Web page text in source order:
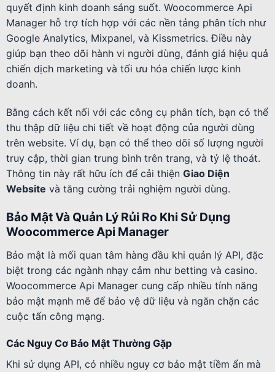
quyết định kinh doanh sáng suốt. Woocommerce Api
Manager hỗ trợ tích hợp với các nền tảng phân tích như
Google Analytics, Mixpanel, và Kissmetrics. Điều này
giúp bạn theo dõi hành vi người dùng, đánh giá hiệu quả
chiến dịch marketing và tối ưu hóa chiến lược kinh
doanh.
Bằng cách kết nối với các công cụ phân tích, bạn có thể
thu thập dữ liệu chi tiết về hoạt động của người dùng
trên website. Ví dụ, bạn có thể theo dõi số lượng người
truy cập, thời gian trung bình trên trang, và tỷ lệ thoát.
Thông tin này rất hữu ích để cải thiện Giao Diện
Website và tăng cường trải nghiệm người dùng.
Bảo Mật Và Quản Lý Rủi Ro Khi Sử Dụng
Woocommerce Api Manager
Bảo mật là mối quan tâm hàng đầu khi quản lý API, đặc
biệt trong các ngành nhạy cảm như betting và casino.
Woocommerce Api Manager cung cấp nhiều tính năng
bảo mật mạnh mẽ để bảo vệ dữ liệu và ngăn chặn các
cuộc tấn công mạng.
Các Nguy Cơ Bảo Mật Thường Gặp
Khi sử dụng API, có nhiều nguy cơ bảo mật tiềm ẩn mà